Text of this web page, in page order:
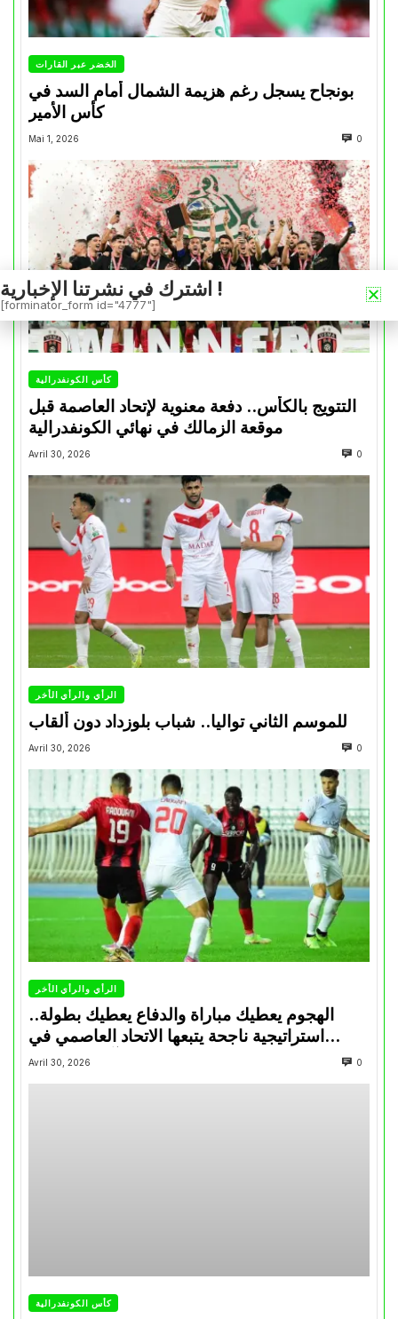
الخضر عبر القارات
بونجاح يسجل رغم هزيمة الشمال أمام السد في
كأس الأمير
Mai 1, 2026 0
كأس الكونفدرالية
التتويج بالكأس.. دفعة معنوية لإتحاد العاصمة قبل
موقعة الزمالك في نهائي الكونفدرالية
Avril 30, 2026 0
الرأي والرأي الأخر
للموسم الثاني تواليا.. شباب بلوزداد دون ألقاب
Avril 30, 2026 0
الرأي والرأي الأخر
الهجوم يعطيك مباراة والدفاع يعطيك بطولة..
استراتيجية ناجحة يتبعها الاتحاد العاصمي في
تتويجاته آخر السنوات
Avril 30, 2026 0
كأس الكونفدرالية
اشترك في نشرتنا الإخبارية !
[forminator_form id="4777"]